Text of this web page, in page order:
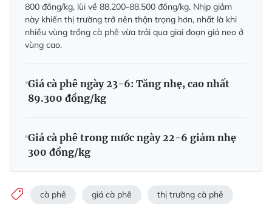
800 đồng/kg, lùi về 88.200-88.500 đồng/kg. Nhịp giảm
này khiến thị trường trở nên thận trọng hơn, nhất là khi
nhiều vùng trồng cà phê vừa trải qua giai đoạn giá neo ở
vùng cao.
Giá cà phê ngày 23-6: Tăng nhẹ, cao nhất
89.300 đồng/kg
Giá cà phê trong nước ngày 22-6 giảm nhẹ
300 đồng/kg
cà phê giá cà phê thị trường cà phê